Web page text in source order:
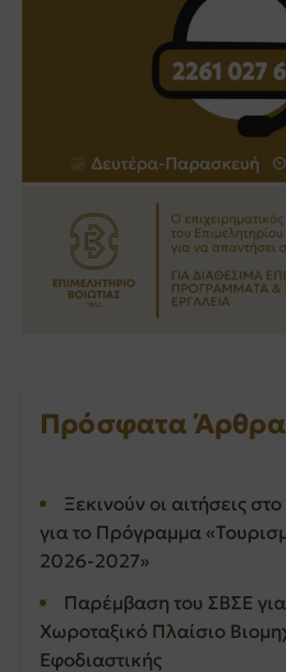
Πρόσφατα Άρθρα
Ξεκινούν οι αιτήσεις
για το Πρόγραμμα
2026-2027»
Παρέμβαση του ΣΒΣΕ για
Χωροταξικό Πλαίσιο
Εφοδιαστικής